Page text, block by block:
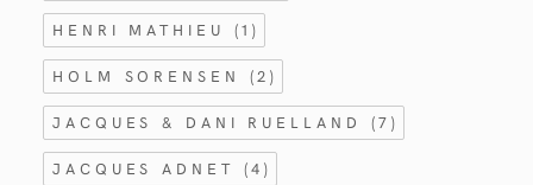
HENRI MATHIEU (1)
HOLM SORENSEN (2)
JACQUES & DANI RUELLAND (7)
JACQUES ADNET (4)